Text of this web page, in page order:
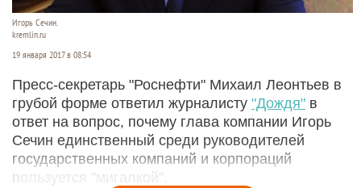
Игорь Сечин.
kremlin.ru
19 января 2017 в 08:54
Пресс-секретарь "Роснефти" Михаил Леонтьев в
грубой форме ответил журналисту "Дождя" в
ответ на вопрос, почему глава компании Игорь
Сечин единственный среди руководителей
государственных компаний и корпораций
пользуется "мигалкой".